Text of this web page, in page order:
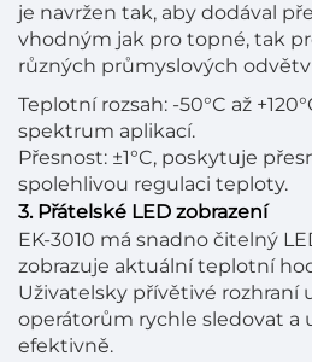
je navržen tak, aby dodával
vhodným jak pro topné, tak
různých průmyslových
Teplotní rozsah: -50°C až
spektrum aplikací.
Přesnost: ±1°C, poskytuje
spolehlivou regulaci teploty.
3. Přátelské LED zobrazení
EK-3010 má snadno čitelný
zobrazuje aktuální teplotní
Uživatelsky přívětivé rozhraní
operátorům rychle sledovat a
efektivně.